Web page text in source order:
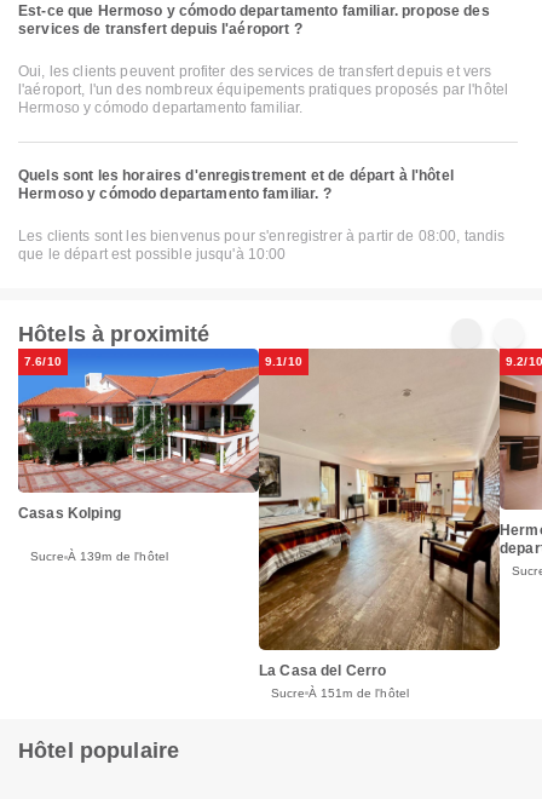
Est-ce que Hermoso y cómodo departamento familiar. propose des
services de transfert depuis l'aéroport ?
Oui, les clients peuvent profiter des services de transfert depuis et vers
l'aéroport, l'un des nombreux équipements pratiques proposés par l'hôtel
Hermoso y cómodo departamento familiar.
Quels sont les horaires d'enregistrement et de départ à l'hôtel
Hermoso y cómodo departamento familiar. ?
Les clients sont les bienvenus pour s'enregistrer à partir de 08:00, tandis
que le départ est possible jusqu'à 10:00
Hôtels à proximité
7.6/10
Casas Kolping
Sucre À 139m de l'hôtel
9.1/10
La Casa del Cerro
Sucre À 151m de l'hôtel
9.2/10
Hôtel populaire